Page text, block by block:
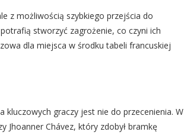
z możliwością szybkiego przejścia do
stworzyć zagrożenie, co czyni ich
dla miejsca w środku tabeli francuskiej
kluczowych graczy jest nie do przecenienia. W
Jhoanner Chávez, który zdobył bramkę